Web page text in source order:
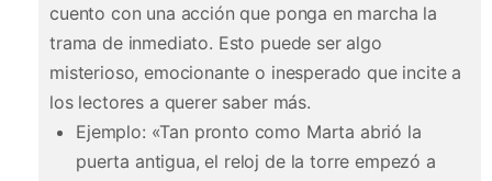
cuento con una acción que ponga en marcha la
trama de inmediato. Esto puede ser algo
misterioso, emocionante o inesperado que incite a
los lectores a querer saber más.
Ejemplo: «Tan pronto como Marta abrió la
puerta antigua, el reloj de la torre empezó a